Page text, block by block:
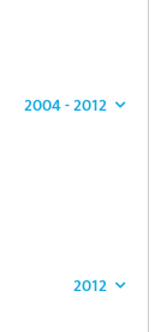
2004 - 2012
2012